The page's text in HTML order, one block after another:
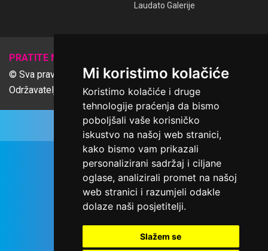
Mi koristimo kolačiće
Koristimo kolačiće i druge
tehnologije praćenja da bismo
poboljšali vaše korisničko
iskustvo na našoj web stranici,
kako bismo vam prikazali
personalizirani sadržaj i ciljane
oglase, analizirali promet na našoj
web stranici i razumjeli odakle
dolaze naši posjetitelji.
Slažem se
Laudato Galerije
PRATITE NAS
© Sva prava pridržana Udruga Ime dobrote
Održavatelj Netcom d.o.o., Riva 6, Rijeka